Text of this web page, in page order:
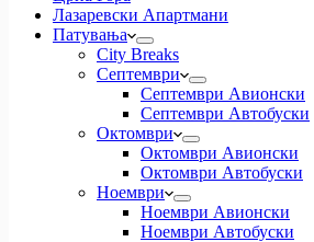
Лазаревски Апартмани
Патувања
City Breaks
Септември
Септември Авионски
Септември Автобуски
Октомври
Октомври Авионски
Октомври Автобуски
Ноември
Ноември Авионски
Ноември Автобуски